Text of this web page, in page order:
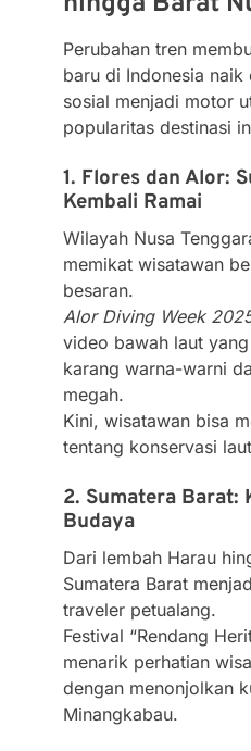
Perubahan tren
baru di Indonesia
sosial menjadi motor
popularitas destinasi
1. Flores dan Alor:
Kembali Ramai
Wilayah Nusa
memikat wisatawan
besaran.
Alor Diving Week
video bawah laut
karang warna-warni
megah.
Kini, wisatawan bisa
tentang konservasi
2. Sumatera Barat:
Budaya
Dari lembah Harau
Sumatera Barat
traveler petualang.
Festival “Rendang
menarik perhatian
dengan menonjolkan
Minangkabau.